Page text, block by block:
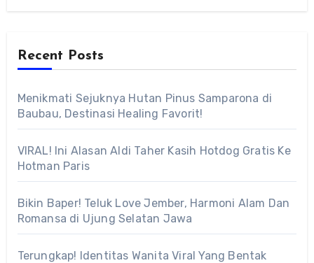
Recent Posts
Menikmati Sejuknya Hutan Pinus Samparona di
Baubau, Destinasi Healing Favorit!
VIRAL! Ini Alasan Aldi Taher Kasih Hotdog Gratis Ke
Hotman Paris
Bikin Baper! Teluk Love Jember, Harmoni Alam Dan
Romansa di Ujung Selatan Jawa
Terungkap! Identitas Wanita Viral Yang Bentak